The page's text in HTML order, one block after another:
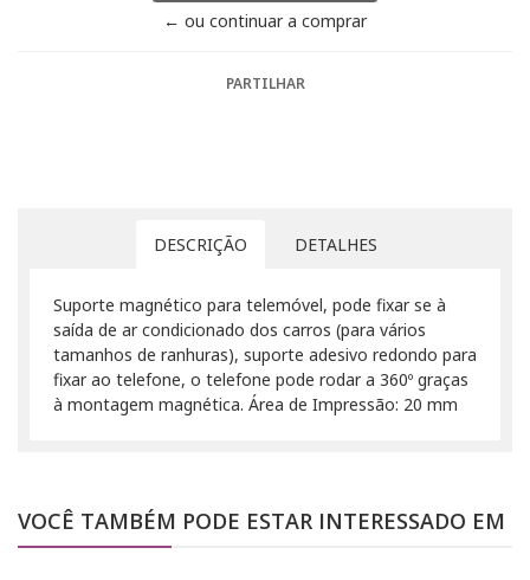
← ou continuar a comprar
PARTILHAR
DESCRIÇÃO DETALHES
Suporte magnético para telemóvel, pode fixar se à
saída de ar condicionado dos carros (para vários
tamanhos de ranhuras), suporte adesivo redondo para
fixar ao telefone, o telefone pode rodar a 360º graças
à montagem magnética. Área de Impressão: 20 mm
VOCÊ TAMBÉM PODE ESTAR INTERESSADO EM